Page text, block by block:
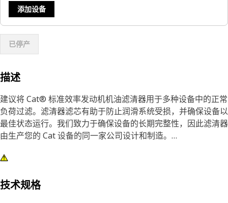
添加设备
已停产
描述
建议将 Cat® 标准效率发动机机油滤清器用于多种设备中的正常
负荷过滤。滤清器滤芯有助于防止润滑系统受损，并确保设备以
最佳状态运行。我们致力于确保设备的长期完整性，因此滤清器
由生产您的 Cat 设备的同一家公司设计和制造。
我们高度差异化的润滑剂滤清器采用玻璃纤维螺旋粗纱和亚克力
拦污染物。仿造滤清器中的褶纸通常会卷曲，使污染物穿过滤清
技术规格